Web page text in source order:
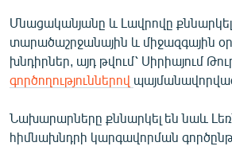
Մնացականյանը և Լավրովը
տարածաշրջանային և միջազգային
խնդիրներ, այդ թվում՝ Սիրիայում
գործողություններով
Նախարարները քննարկել են նաև
հիմնախնդրի կարգավորման